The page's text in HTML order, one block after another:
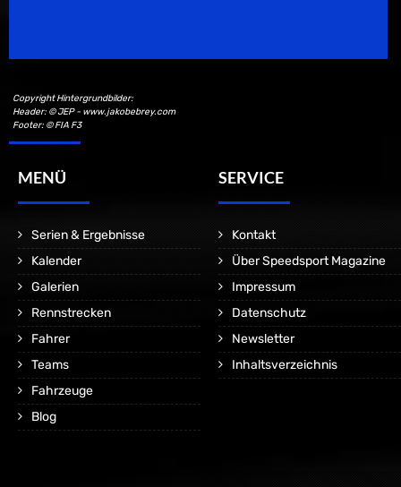
Copyright Hintergrundbilder:
Header: © JEP - www.jakobebrey.com
Footer: © FIA F3
MENÜ
Serien & Ergebnisse
Kalender
Galerien
Rennstrecken
Fahrer
Teams
Fahrzeuge
Blog
SERVICE
Kontakt
Über Speedsport Magazine
Impressum
Datenschutz
Newsletter
Inhaltsverzeichnis